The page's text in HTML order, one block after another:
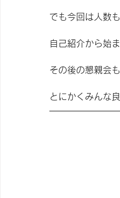
でも今回は人数
自己紹介から始
その後の懇親会
とにかくみんな